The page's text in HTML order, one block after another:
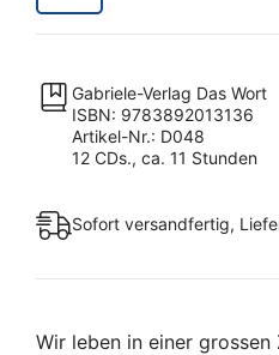
CD
Menge
Gabriele-Verlag Das Wort
ISBN: 9783892013136
Artikel-Nr.: D048
12 CDs., ca. 11 Stunden
Sofort versandfertig,
Wir leben in einer